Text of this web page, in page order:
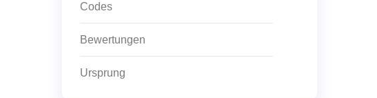
Codes
Bewertungen
Ursprung